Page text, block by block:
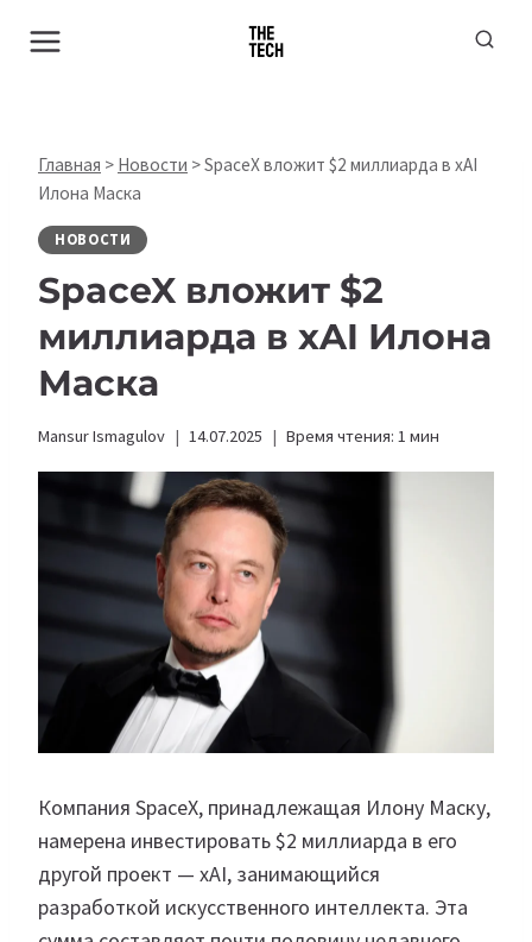
Главная > Новости >SpaceX вложит $2 миллиарда в xAI
Илона Маска
НОВОСТИ
SpaceX вложит $2
миллиарда в xAI Илона
Маска
Mansur Ismagulov 14.07.2025 Время чтения: 1 мин
Компания SpaceX, принадлежащая Илону Маску,
намерена инвестировать $2 миллиарда в его
другой проект — xAI, занимающийся
разработкой искусственного интеллекта. Эта